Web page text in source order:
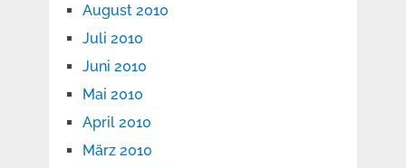
August 2010
Juli 2010
Juni 2010
Mai 2010
April 2010
März 2010